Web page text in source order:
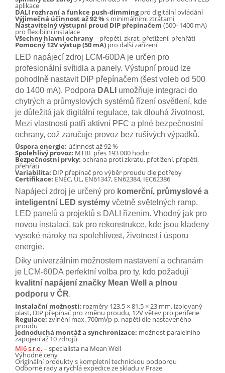
aplikace
DALI rozhraní a funkce push-dimmingpro digitální ovládání
Výjimečná účinnost až 92 %s minimálními ztrátami
Nastavitelný výstupní proud DIP přepínačem (500–1400 mA)
pro flexibilní instalace
Všechny hlavní ochrany– přepětí, zkrat, přetížení, přehřátí
Pomocný 12V výstup (50 mA) pro další zařízení
LED napájecí zdroj LCM-60DA je určen pro
profesionální svítidla a panely. Výstupní proud lze
pohodlně nastavit DIP přepínačem (šest voleb od 500
do 1400 mA). Podpora DALI umožňuje integraci do
chytrých a průmyslových systémů řízení osvětlení, kde
je důležitá jak digitální regulace, tak dlouhá životnost.
Mezi vlastnosti patří aktivní PFC a plné bezpečnostní
ochrany, což zaručuje provoz bez rušivých výpadků.
Úspora energie: účinnost až 92 %
Spolehlivý provoz: MTBF přes 193 000 hodin
Bezpečnostní prvky: ochrana proti zkratu, přetížení, přepětí,
přehřátí
Variabilita: DIP přepínač pro výběr proudu dle potřeby
Certifikace: ENEC, UL, EN61347, EN62384, IEC62386
Napájecí zdroj je určený pro komerční, průmyslové a
inteligentní LED systémy včetně světelných ramp,
LED panelů a projektů s DALI řízením. Vhodný jak pro
novou instalaci, tak pro rekonstrukce, kde jsou kladeny
vysoké nároky na spolehlivost, životnost i úsporu
energie.
Díky univerzálním možnostem nastavení a ochranám
je LCM-60DA perfektní volba pro ty, kdo požadují
kvalitní napájení značky Mean Well a plnou
podporu v ČR.
Instalační možnosti: rozměry 123,5 × 81,5 × 23 mm, izolovaný
plast, DIP přepínač pro změnu proudu, 12V větev pro periferie
Regulace: zvlnění max. 700mVp-p, napětí dle nastaveného
proudu
Jednoduchá montáž a synchronizace: možnost paralelního
zapojení až 10 zdrojů
MI6 s.r.o.– specialista na Mean Well
Výhodné ceny
Originální produkty s kompletní technickou podporou
Odborné rady a rychlá expedice ze skladu v Praze